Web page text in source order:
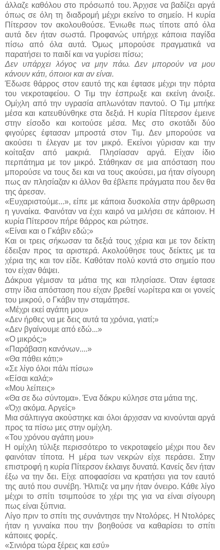
άλλαζε καθόλου στο πρόσωπό του. Άρχισε να βαδίζει αργά
όπως σε όλη τη διαδρομή μέχρι εκείνο το σημείο. Η κυρία
Πίτερσον τον ακολουθούσε. Ένιωθε πως τίποτε από όλα
αυτά δεν ήταν σωστά. Προφανώς υπήρχε κάποια παγίδα
πίσω από όλα αυτά. Όμως μπορούσε πραγματικά να
παρατήσει το παιδί και να γυρίσει πίσω;
Δεν υπάρχει λόγος να μην πάω. Δεν μπορούν να μου
κάνουν κάτι, όποιοι και αν είναι.
Έδωσε θάρρος στον εαυτό της και έφτασε μέχρι την πόρτα
του νεκροταφείου. Ο Τιμ την έσπρωξε και εκείνη άνοιξε.
Ομίχλη από την υγρασία απλωνόταν παντού. Ο Τιμ μπήκε
μέσα και κατευθύνθηκε στα δεξιά. Η κυρία Πίτερσον έμεινε
στην είσοδο και κοιτούσε μέσα. Μες στο σκοτάδι δύο
φιγούρες έφτασαν μπροστά στον Τιμ. Δεν μπορούσε να
ακούσει τι έλεγαν με τον μικρό. Εκείνοι γύρισαν και την
κοίταξαν από μακριά. Πλησίασαν αργά. Είχαν ίδιο
περπάτημα με τον μικρό. Στάθηκαν σε μια απόσταση που
μπορούσε να τους δει και να τους ακούσει, μα ήταν σίγουρη
πως αν πλησίαζαν κι άλλον θα έβλεπε πράγματα που δεν θα
της άρεσαν.
«Ευχαριστούμε...», είπε με κάποια δυσκολία στην άρθρωση
η γυναίκα. Φαινόταν να έχει καιρό να μιλήσει σε κάποιον. Η
κυρία Πίτερσον πήρε θάρρος και ρώτησε.
«Είναι και ο Γκάβιν εδώ;»
Και οι τρεις σήκωσαν τα δεξιά τους χέρια και με τον δείκτη
έδειξαν προς τα αριστερά. Ακολούθησε τους δείκτες με τα
χέρια της και τον είδε. Καθόταν πολύ κοντά στο σημείο που
τον είχαν θάψει.
Δάκρυα γέμισαν τα μάτια της και πλησίασε. Όταν έφτασε
στην ίδια απόσταση που είχαν βρεθεί νωρίτερα και οι γονείς
του μικρού, ο Γκάβιν την σταμάτησε.
«Μέχρι εκεί αγάπη μου»
«Δεν ήρθες να με δεις αυτά τα χρόνια, γιατί;»
«Δεν βγαίνουμε από εδώ...»
«Ο μικρός;»
«Παράβαση κανόνων....»
«Θα πάθει κάτι;»
«Σε λίγο όλοι πάλι πίσω»
«Είσαι καλά;»
«Μου λείπεις»
«Θα σε δω σύντομα». Ένα δάκρυ κύλησε στα μάτια της.
«Όχι ακόμα. Αργείς»
Μια σάλπιγγα ακούστηκε και όλοι άρχισαν να κινούνται αργά
προς τα πίσω μες στην ομίχλη.
«Του χρόνου αγάπη μου»
Η ομίχλη τύλιξε περισσότερο το νεκροταφείο μέχρι που δεν
φαινόταν τίποτα. Η μέρα των νεκρών είχε περάσει. Στην
επιστροφή η κυρία Πίτερσον έκλαιγε δυνατά. Κανείς δεν ήταν
έξω να την δει. Είχε αποφασίσει να κρατήσει για τον εαυτό
της αυτό που συνέβη. Ήλπιζε να μην ήταν όνειρο. Κάθε λίγο
μέχρι το σπίτι τσιμπούσε το χέρι της για να είναι σίγουρη
πως είναι ξύπνια.
Λίγο πριν το σπίτι της συνάντησε την Ντολόρες. Η Ντολόρες
ήταν η γυναίκα που την βοηθούσε να καθαρίσει το σπίτι
κάποιες φορές.
«Σινιόρα τώρα ξέρεις και εσύ»